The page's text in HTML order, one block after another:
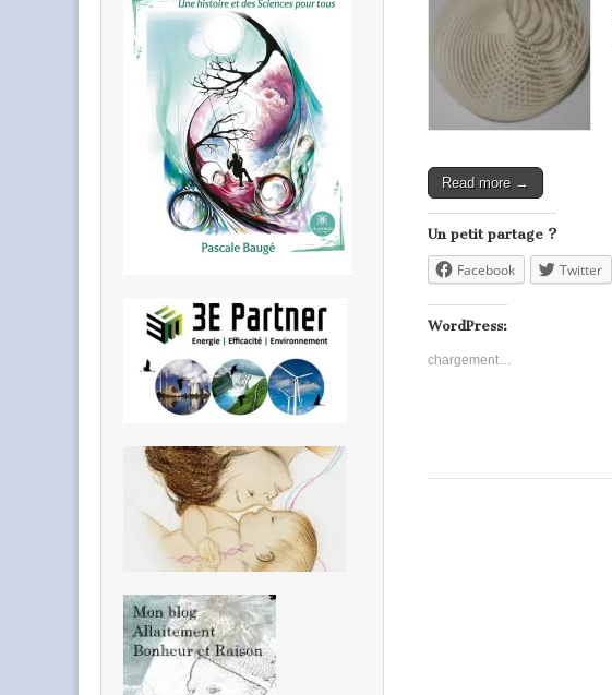
Read more →
Un petit partage ?
Facebook Twitter
WordPress:
chargement…